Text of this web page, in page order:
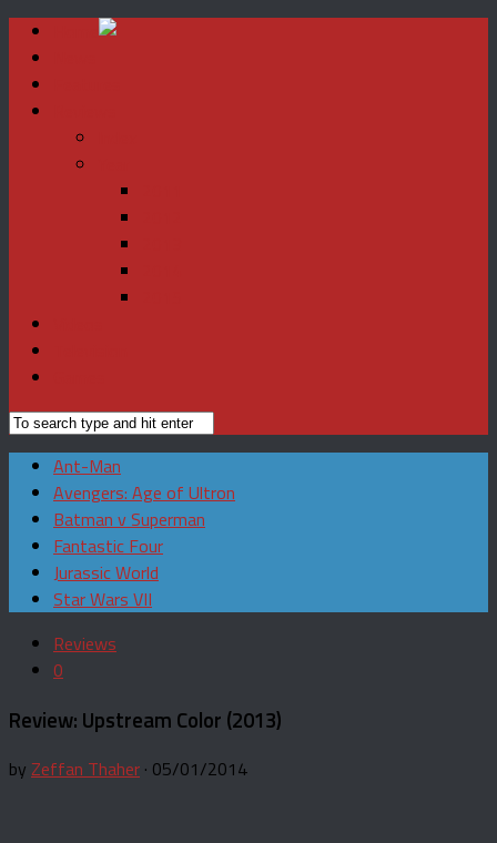
Ant-Man
Avengers: Age of Ultron
Batman v Superman
Fantastic Four
Jurassic World
Star Wars VII
Reviews
0
Review: Upstream Color (2013)
by Zeffan Thaher · 05/01/2014